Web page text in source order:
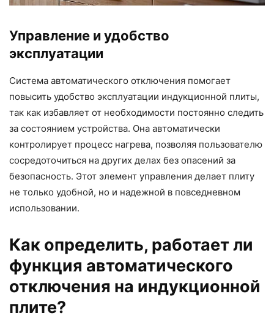
Управление и удобство
эксплуатации
Система автоматического отключения помогает
повысить удобство эксплуатации индукционной плиты,
так как избавляет от необходимости постоянно следить
за состоянием устройства. Она автоматически
контролирует процесс нагрева, позволяя пользователю
сосредоточиться на других делах без опасений за
безопасность. Этот элемент управления делает плиту
не только удобной, но и надежной в повседневном
использовании.
Как определить, работает ли
функция автоматического
отключения на индукционной
плите?